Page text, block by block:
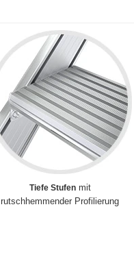
Tiefe Stufenmit
rutschhemmender Profilierung